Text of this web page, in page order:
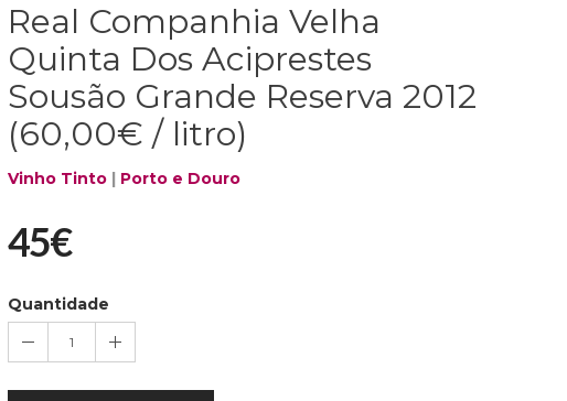
Real Companhia Velha
Quinta Dos Aciprestes
Sousão Grande Reserva 2012
(60,00€ / litro)
Vinho Tinto | Porto e Douro
45€
Quantidade
1